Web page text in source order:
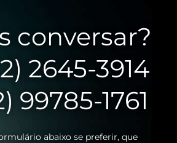
conversar?
2645-3914
99785-1761
abaixo se preferir, que